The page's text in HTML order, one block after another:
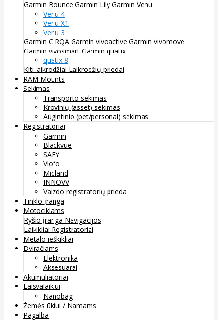
Garmin Bounce Garmin Lily Garmin Venu
Venu 4
Venu X1
Venu 3
Garmin CIRQA Garmin vivoactive Garmin vivomove
Garmin vivosmart Garmin quatix
quatix 8
Kiti laikrodžiai Laikrodžių priedai
RAM Mounts
Sekimas
Transporto sekimas
Krovinių (asset) sekimas
Augintinio (pet/personal) sekimas
Registratoriai
Garmin
Blackvue
SAFY
Viofo
Midland
INNOVV
Vaizdo registratorių priedai
Tinklo įranga
Motociklams
Ryšio įranga Navigacijos
Laikikliai Registratoriai
Metalo ieškikliai
Dviračiams
Elektronika
Aksesuarai
Akumuliatoriai
Laisvalaikiui
Nanobag
Žemės ūkiui / Namams
Pagalba